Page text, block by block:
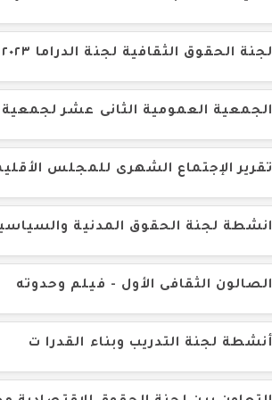
لجنة الحقوق الثقافية لجنة الدراما ٢٠٢٣
الجمعية العمومية الثانى عشر
تقرير الإجتماع الشهرى للمجلس
انشطة لجنة الحقوق المدنية
الصالون الثقافى الأول - فيلم وحدوته
أنشطة لجنة التدريب وبناء القدرا ت